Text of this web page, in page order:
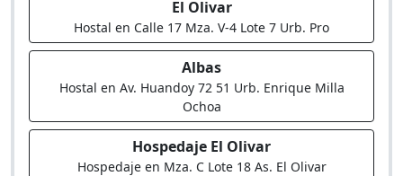
El Olivar
Hostal en Calle 17 Mza. V-4 Lote 7 Urb. Pro
Albas
Hostal en Av. Huandoy 72 51 Urb. Enrique Milla
Ochoa
Hospedaje El Olivar
Hospedaje en Mza. C Lote 18 As. El Olivar